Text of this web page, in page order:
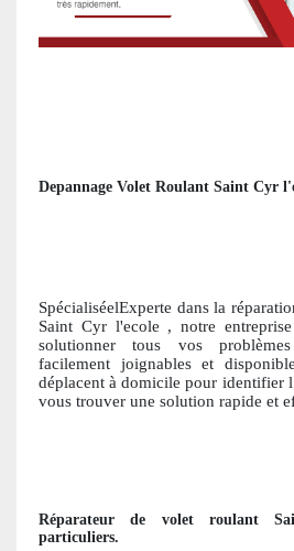
Depannage Volet Roulant Saint Cyr
SpécialiséelExperte dans la
Saint Cyr l'ecole , notre
solutionner tous vos
facilement joignables et
déplacent à domicile pour identifier
vous trouver une solution rapide et
Réparateur de volet roulant
particuliers.